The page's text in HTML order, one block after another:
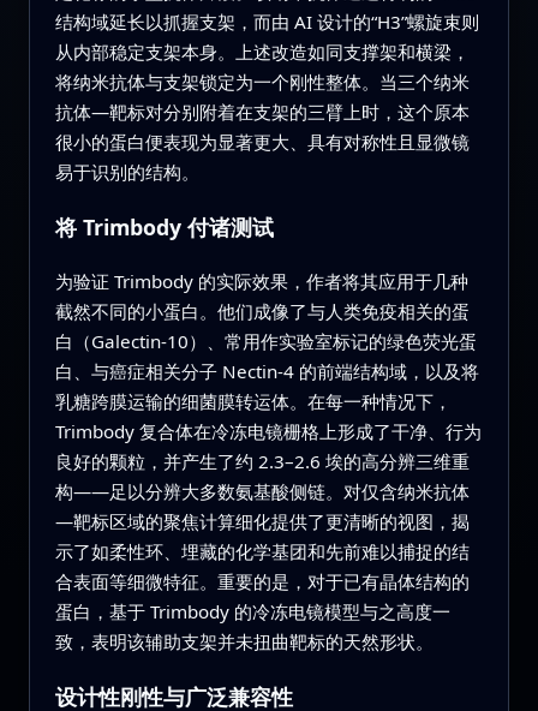
结构域延长以抓握支架，而由 AI 设计的“H3”螺旋束则
从内部稳定支架本身。上述改造如同支撑架和横梁，
将纳米抗体与支架锁定为一个刚性整体。当三个纳米
抗体—靶标对分别附着在支架的三臂上时，这个原本
很小的蛋白便表现为显著更大、具有对称性且显微镜
易于识别的结构。
将 Trimbody 付诸测试
为验证 Trimbody 的实际效果，作者将其应用于几种
截然不同的小蛋白。他们成像了与人类免疫相关的蛋
白（Galectin-10）、常用作实验室标记的绿色荧光蛋
白、与癌症相关分子 Nectin-4 的前端结构域，以及将
乳糖跨膜运输的细菌膜转运体。在每一种情况下，
Trimbody 复合体在冷冻电镜栅格上形成了干净、行为
良好的颗粒，并产生了约 2.3–2.6 埃的高分辨三维重
构——足以分辨大多数氨基酸侧链。对仅含纳米抗体
—靶标区域的聚焦计算细化提供了更清晰的视图，揭
示了如柔性环、埋藏的化学基团和先前难以捕捉的结
合表面等细微特征。重要的是，对于已有晶体结构的
蛋白，基于 Trimbody 的冷冻电镜模型与之高度一
致，表明该辅助支架并未扭曲靶标的天然形状。
设计性刚性与广泛兼容性